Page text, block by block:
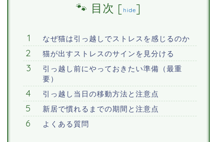
目次 [ hide]
なぜ猫は引っ越しでストレスを感じるのか
猫が出すストレスのサインを見分ける
引っ越し前にやっておきたい準備（最重
要）
引っ越し当日の移動方法と注意点
新居で慣れるまでの期間と注意点
よくある質問